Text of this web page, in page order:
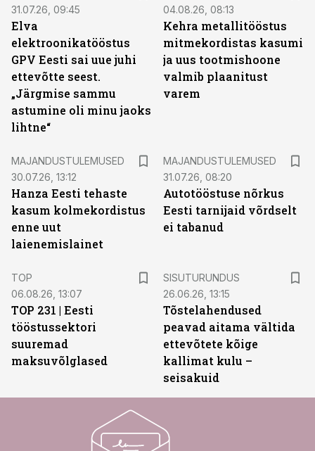
31.07.26, 09:45
Elva
elektroonikatööstus
GPV Eesti sai uue juhi
ettevõtte seest.
„Järgmise sammu
astumine oli minu jaoks
lihtne“
04.08.26, 08:13
Kehra metallitööstus
mitmekordistas kasumi
ja uus tootmishoone
valmib plaanitust
varem
MAJANDUSTULEMUSED
30.07.26, 13:12
Hanza Eesti tehaste
kasum kolmekordistus
enne uut
laienemislainet
MAJANDUSTULEMUSED
31.07.26, 08:20
Autotööstuse nõrkus
Eesti tarnijaid võrdselt
ei tabanud
TOP
06.08.26, 13:07
TOP 231 | Eesti
tööstussektori
suuremad
maksuvõlglased
SISUTURUNDUS
26.06.26, 13:15
Tõstelahendused
peavad aitama vältida
ettevõtete kõige
kallimat kulu –
seisakuid